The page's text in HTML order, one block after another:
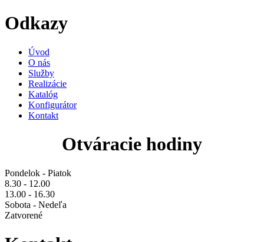
Odkazy
Úvod
O nás
Služby
Realizácie
Katalóg
Konfigurátor
Kontakt
Otváracie hodiny
Pondelok - Piatok
8.30 - 12.00
13.00 - 16.30
Sobota - Nedeľa
Zatvorené